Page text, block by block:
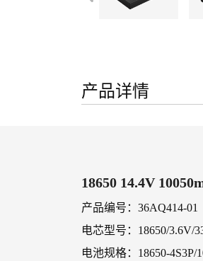
产品详情
18650 14.4V
产品编号：36AQ414-01
电芯型号：18650/3.6V/
电池规格：18650-4S3P/